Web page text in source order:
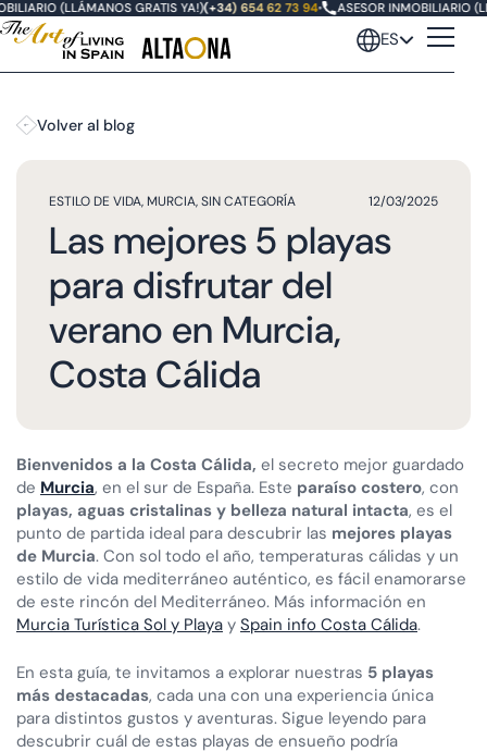
(LLÁMANOS GRATIS YA!)(+34) 654 62 73 94• ASESOR INMOBILIARIO
ES
Volver al blog
ESTILO DE VIDA, MURCIA,SIN CATEGORÍA 12/03/2025
Las mejores 5 playas
para disfrutar del
verano en Murcia,
Costa Cálida
Bienvenidos a la Costa Cálida, el secreto mejor guardado
de Murcia, en el sur de España. Este paraíso costero, con
playas, aguas cristalinas y belleza natural intacta, es el
punto de partida ideal para descubrir las mejores playas
de Murcia. Con sol todo el año, temperaturas cálidas y un
estilo de vida mediterráneo auténtico, es fácil enamorarse
de este rincón del Mediterráneo. Más información en
Murcia Turística Sol y Playa y Spain info Costa Cálida.
En esta guía, te invitamos a explorar nuestras 5 playas
más destacadas, cada una con una experiencia única
para distintos gustos y aventuras. Sigue leyendo para
descubrir cuál de estas playas de ensueño podría